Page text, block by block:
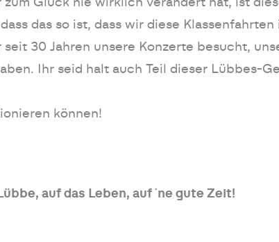
zum Glück nie wirklich verändert hat, ist
das so ist, dass wir diese
seit 30 Jahren unsere Konzerte besucht,
Ihr seid halt auch Teil dieser Lübbes-
können!
auf das Leben, auf ´ne gute Zeit!